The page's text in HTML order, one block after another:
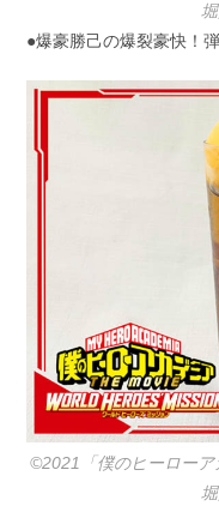
●爆豪勝己の爆裂豪快！
©2021「僕のヒーロー